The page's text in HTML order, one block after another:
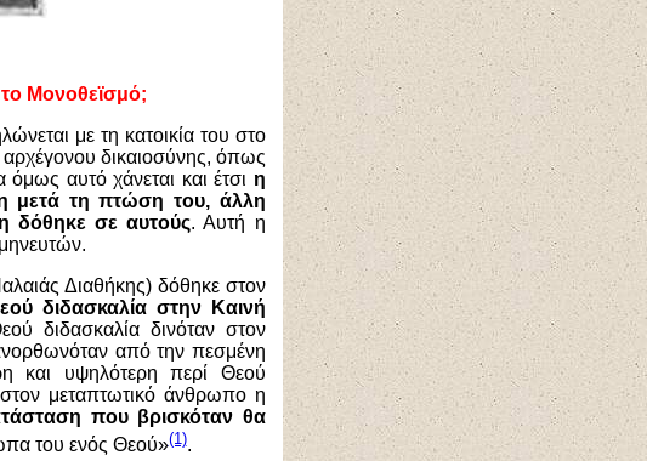
Μονοθεϊσμό;
με τη κατοικία του στο
δικαιοσύνης, όπως
αυτό χάνεται και έτσι η
μετά τη πτώση του, άλλη
δόθηκε σε αυτούς. Αυτή η
Διαθήκης) δόθηκε στον
διδασκαλία στην Καινή
διδασκαλία δινόταν στον
από την πεσμένη
και υψηλότερη περί Θεού
μεταπτωτικό άνθρωπο η
που βρισκόταν θα
του ενός Θεού»(1).